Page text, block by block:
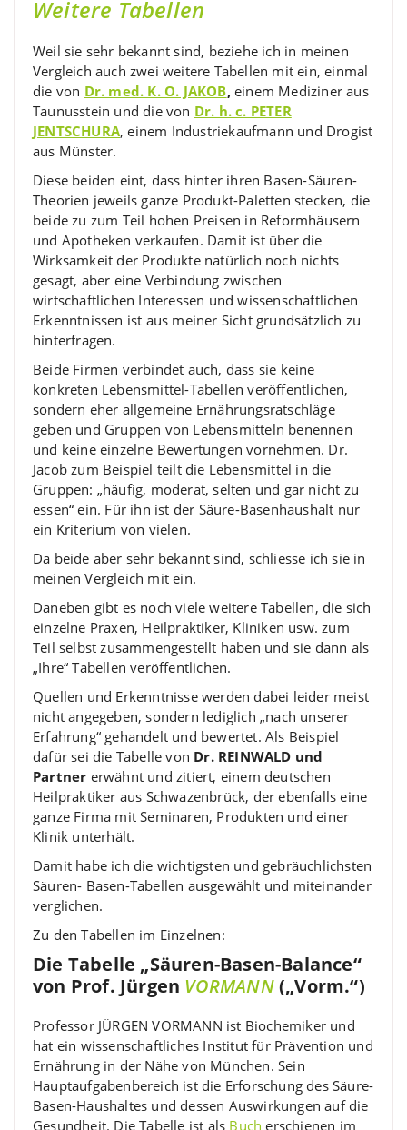
Weitere Tabellen
Weil sie sehr bekannt sind, beziehe ich in meinen
Vergleich auch zwei weitere Tabellen mit ein, einmal
die von Dr. med. K. O. JAKOB,einem Mediziner aus
Taunusstein und die von Dr. h. c. PETER
JENTSCHURA, einem Industriekaufmann und Drogist
aus Münster.
Diese beiden eint, dass hinter ihren Basen-Säuren-
Theorien jeweils ganze Produkt-Paletten stecken, die
beide zu zum Teil hohen Preisen in Reformhäusern
und Apotheken verkaufen. Damit ist über die
Wirksamkeit der Produkte natürlich noch nichts
gesagt, aber eine Verbindung zwischen
wirtschaftlichen Interessen und wissenschaftlichen
Erkenntnissen ist aus meiner Sicht grundsätzlich zu
hinterfragen.
Beide Firmen verbindet auch, dass sie keine
konkreten Lebensmittel-Tabellen veröffentlichen,
sondern eher allgemeine Ernährungsratschläge
geben und Gruppen von Lebensmitteln benennen
und keine einzelne Bewertungen vornehmen. Dr.
Jacob zum Beispiel teilt die Lebensmittel in die
Gruppen: „häufig, moderat, selten und gar nicht zu
essen“ ein. Für ihn ist der Säure-Basenhaushalt nur
ein Kriterium von vielen.
Da beide aber sehr bekannt sind, schliesse ich sie in
meinen Vergleich mit ein.
Daneben gibt es noch viele weitere Tabellen, die sich
einzelne Praxen, Heilpraktiker, Kliniken usw. zum
Teil selbst zusammengestellt haben und sie dann als
„Ihre“ Tabellen veröffentlichen.
Quellen und Erkenntnisse werden dabei leider meist
nicht angegeben, sondern lediglich „nach unserer
Erfahrung“ gehandelt und bewertet. Als Beispiel
dafür sei die Tabelle von Dr. REINWALD und
Partner erwähnt und zitiert, einem deutschen
Heilpraktiker aus Schwazenbrück, der ebenfalls eine
ganze Firma mit Seminaren, Produkten und einer
Klinik unterhält.
Damit habe ich die wichtigsten und gebräuchlichsten
Säuren- Basen-Tabellen ausgewählt und miteinander
verglichen.
Zu den Tabellen im Einzelnen:
Die Tabelle „Säuren-Basen-Balance“
von Prof. Jürgen VORMANN(„Vorm.“)
Professor JÜRGEN VORMANN ist Biochemiker und
hat ein wissenschaftliches Institut für Prävention und
Ernährung in der Nähe von München. Sein
Hauptaufgabenbereich ist die Erforschung des Säure-
Basen-Haushaltes und dessen Auswirkungen auf die
Gesundheit. Die Tabelle ist als Buch erschienen im